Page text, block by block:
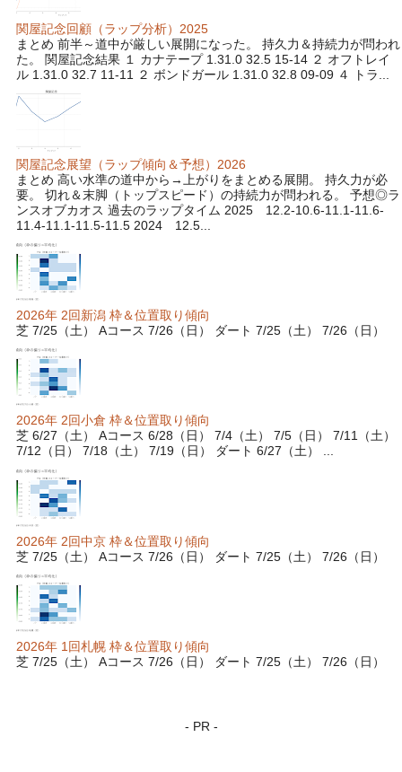
関屋記念回顧（ラップ分析）2025
まとめ 前半～道中が厳しい展開になった。 持久力＆持続力が問われ
た。 関屋記念結果 １ カナテープ 1.31.0 32.5 15-14 ２ オフトレイ
ル 1.31.0 32.7 11-11 ２ ボンドガール 1.31.0 32.8 09-09 ４ トラ...
関屋記念展望（ラップ傾向＆予想）2026
まとめ 高い水準の道中から→上がりをまとめる展開。 持久力が必
要。 切れ＆末脚（トップスピード）の持続力が問われる。 予想◎ラ
ンスオブカオス 過去のラップタイム 2025 12.2-10.6-11.1-11.6-
11.4-11.1-11.5-11.5 2024 12.5...
2026年 2回新潟 枠＆位置取り傾向
芝 7/25（土） Aコース 7/26（日） ダート 7/25（土） 7/26（日）
2026年 2回小倉 枠＆位置取り傾向
芝 6/27（土） Aコース 6/28（日） 7/4（土） 7/5（日） 7/11（土）
7/12（日） 7/18（土） 7/19（日） ダート 6/27（土） ...
2026年 2回中京 枠＆位置取り傾向
芝 7/25（土） Aコース 7/26（日） ダート 7/25（土） 7/26（日）
2026年 1回札幌 枠＆位置取り傾向
芝 7/25（土） Aコース 7/26（日） ダート 7/25（土） 7/26（日）
- PR -